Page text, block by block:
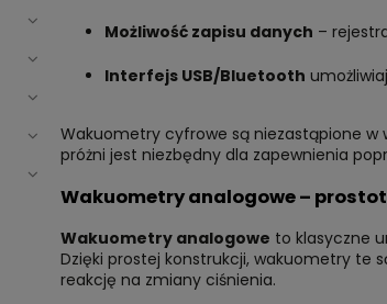
Możliwość zapisu danych –
Interfejs USB/Bluetooth
Wakuometry cyfrowe są niezastąpione w
próżni jest niezbędny dla zapewnienia
Wakuometry analogowe –
Wakuometry analogowe to klasyczne
Dzięki prostej konstrukcji, wakuometry te
reakcję na zmiany ciśnienia.